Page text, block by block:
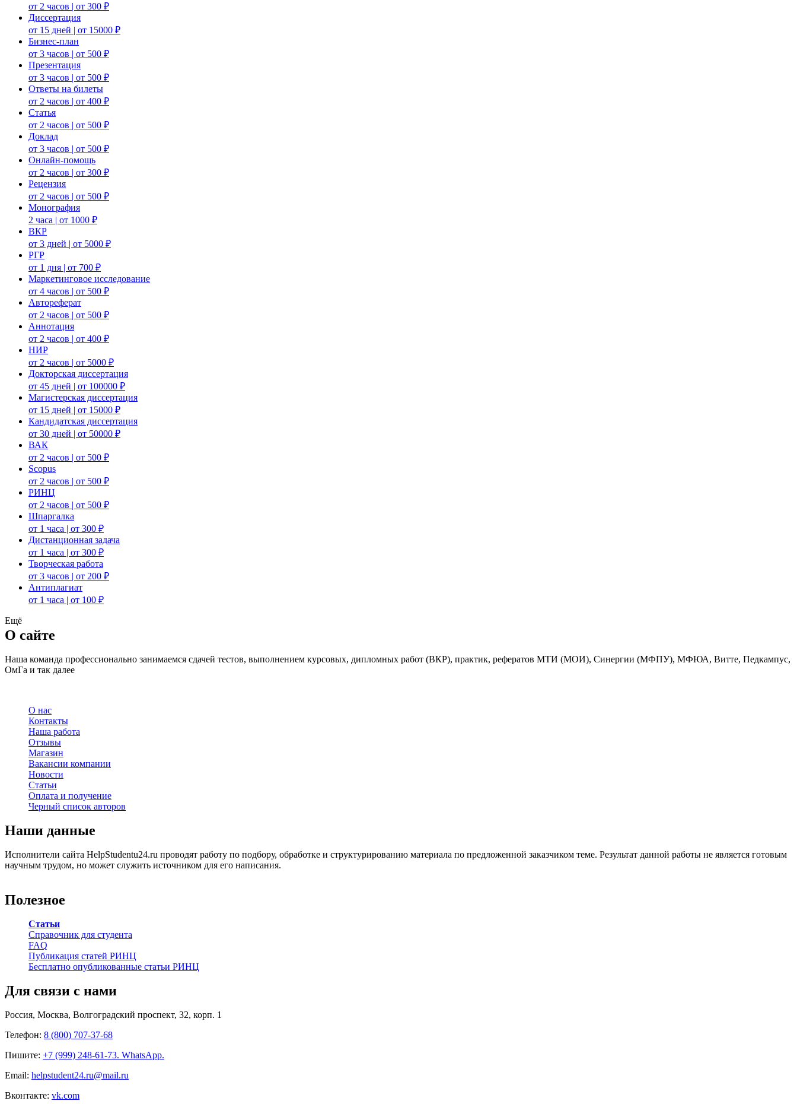
от 2 часов | от 300 ₽
Диссертация
от 15 дней | от 15000 ₽
Бизнес-план
от 3 часов | от 500 ₽
Презентация
от 3 часов | от 500 ₽
Ответы на билеты
от 2 часов | от 400 ₽
Статья
от 2 часов | от 500 ₽
Доклад
от 3 часов | от 500 ₽
Онлайн-помощь
от 2 часов | от 300 ₽
Рецензия
от 2 часов | от 500 ₽
Монография
2 часа | от 1000 ₽
ВКР
от 3 дней | от 5000 ₽
РГР
от 1 дня | от 700 ₽
Маркетинговое исследование
от 4 часов | от 500 ₽
Автореферат
от 2 часов | от 500 ₽
Аннотация
от 2 часов | от 400 ₽
НИР
от 2 часов | от 5000 ₽
Докторская диссертация
от 45 дней | от 100000 ₽
Магистерская диссертация
от 15 дней | от 15000 ₽
Кандидатская диссертация
от 30 дней | от 50000 ₽
ВАК
от 2 часов | от 500 ₽
Scopus
от 2 часов | от 500 ₽
РИНЦ
от 2 часов | от 500 ₽
Шпаргалка
от 1 часа | от 300 ₽
Дистанционная задача
от 1 часа | от 300 ₽
Творческая работа
от 3 часов | от 200 ₽
Антиплагиат
от 1 часа | от 100 ₽
Ещё
О сайте
Наша команда профессионально занимаемся сдачей тестов, выполнением курсовых, дипломных работ (ВКР), практик, рефератов МТИ (МОИ), Синергии (МФПУ), МФЮА, Витте, Педкампус,
ОмГа и так далее
О нас
Контакты
Наша работа
Отзывы
Магазин
Вакансии компании
Новости
Статьи
Оплата и получение
Черный список авторов
Наши данные
Исполнители сайта HelpStudentu24.ru проводят работу по подбору, обработке и структурированию материала по предложенной заказчиком теме. Результат данной работы не является готовым
научным трудом, но может служить источником для его написания.
Полезное
Статьи
Справочник для студента
FAQ
Публикация статей РИНЦ
Бесплатно опубликованные статьи РИНЦ
Для связи с нами
Россия, Москва, Волгоградский проспект, 32, корп. 1
Телефон: 8 (800) 707-37-68
Пишите: +7 (999) 248-61-73. WhatsApp.
Email: helpstudent24.ru@mail.ru
Вконтакте: vk.com